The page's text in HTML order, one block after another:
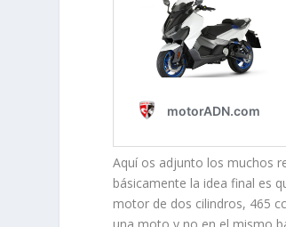
Aquí os adjunto los muchos
básicamente la idea final es
motor de dos cilindros, 465